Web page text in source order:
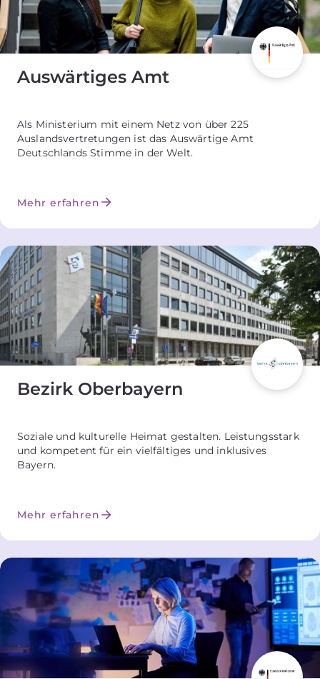
Auswärtiges Amt
Als Ministerium mit einem Netz von über 225
Auslandsvertretungen ist das Auswärtige Amt
Deutschlands Stimme in der Welt.
Mehr erfahren
Bezirk Oberbayern
Soziale und kulturelle Heimat gestalten. Leistungsstark
und kompetent für ein vielfältiges und inklusives
Bayern.
Mehr erfahren